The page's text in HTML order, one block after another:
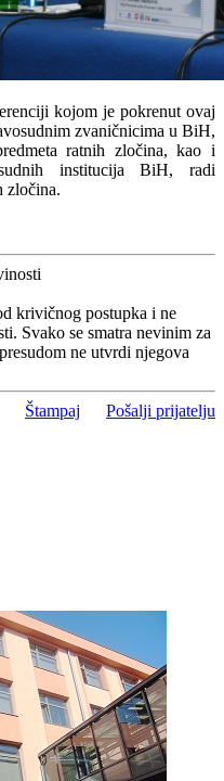
kojom je pokrenut ovaj
zvaničnicima u BiH,
ratnih zločina, kao i
institucija BiH, radi
zločina.
krivičnog postupka i ne
Svako se smatra nevinim za
ne utvrdi njegova
Štampaj Pošalji prijatelju